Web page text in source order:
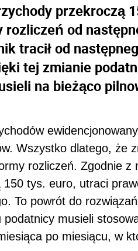
przekroczą
od
tracił od
tej zmianie
na bieżąco
Wszystko dlatego, że
rozliczeń. Zgodnie z
tys. euro, utraci
To powrót do
musieli
po miesiącu, w